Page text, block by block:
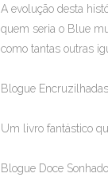
A evolução desta
quem seria o Blue
como tantas outras
Blogue
Um livro fantástico
Blogue Doce